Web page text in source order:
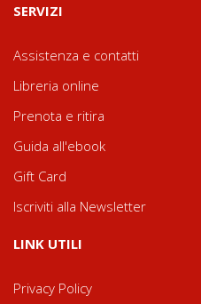
SERVIZI
Assistenza e contatti
Libreria online
Prenota e ritira
Guida all'ebook
Gift Card
Iscriviti alla Newsletter
LINK UTILI
Privacy Policy